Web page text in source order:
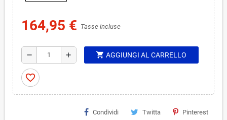
164,95 € Tasse incluse
remove add shopping_cart AGGIUNGI AL CARRELLO
favorite_border
Condividi Twitta Pinterest